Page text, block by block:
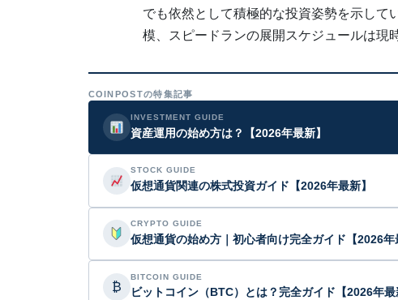
でも依然として積極的な投資姿勢を示して
模、スピードランの展開スケジュールは現
COINPOSTの特集記事
INVESTMENT GUIDE
資産運用の始め方は？【2026年最新】
STOCK GUIDE
仮想通貨関連の株式投資ガイド【2026年最新】
CRYPTO GUIDE
仮想通貨の始め方｜初心者向け完全ガイド【2026年
₿
BITCOIN GUIDE
ビットコイン（BTC）とは？完全ガイド【2026年最